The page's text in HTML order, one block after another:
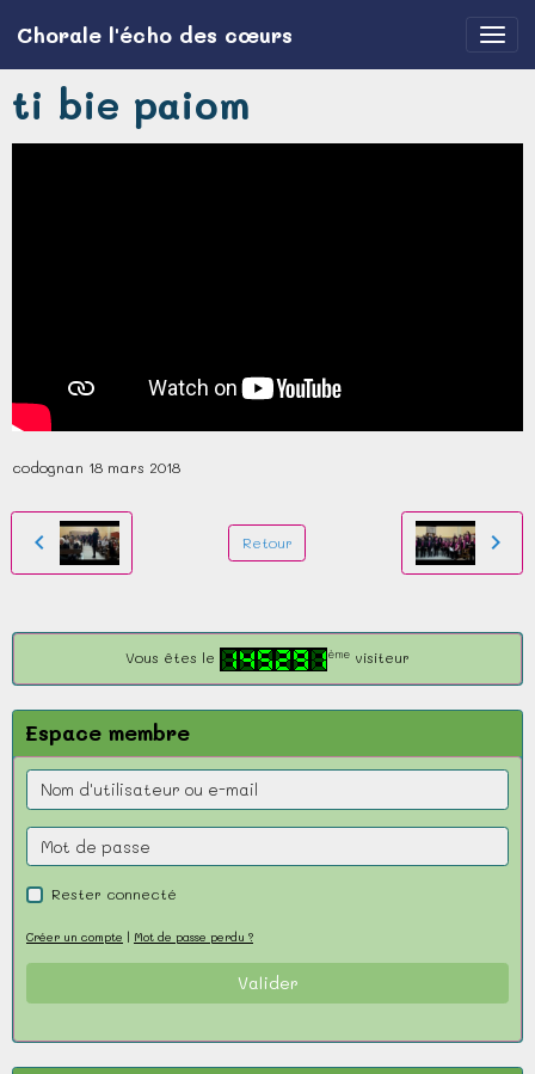
Chorale l'écho des cœurs
ti bie paiom
codognan 18 mars 2018
Retour
Vous êtes le ème visiteur
Espace membre
Rester connecté
Créer un compte | Mot de passe perdu ?
Valider